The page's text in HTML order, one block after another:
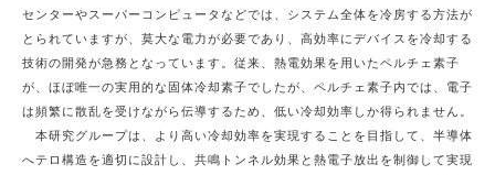
センターやスーパーコンピュータなどでは、システム全体を冷房する方法が
とられていますが、莫大な電力が必要であり、高効率にデバイスを冷却する
技術の開発が急務となっています。従来、熱電効果を用いたペルチェ素子
が、ほぼ唯一の実用的な固体冷却素子でしたが、ペルチェ素子内では、電子
は頻繁に散乱を受けながら伝導するため、低い冷却効率しか得られません。
本研究グループは、より高い冷却効率を実現することを目指して、半導体
へテロ構造を適切に設計し、共鳴トンネル効果と熱電子放出を制御して実現